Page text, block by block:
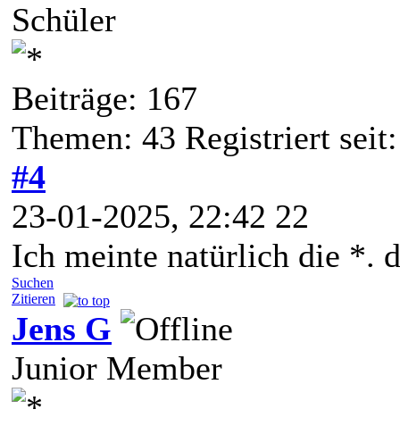
Schüler
Beiträge: 167
Themen: 43 Registriert
#4
23-01-2025, 22:42 22
Ich meinte natürlich die *.
Suchen
Zitieren
Jens G
Junior Member